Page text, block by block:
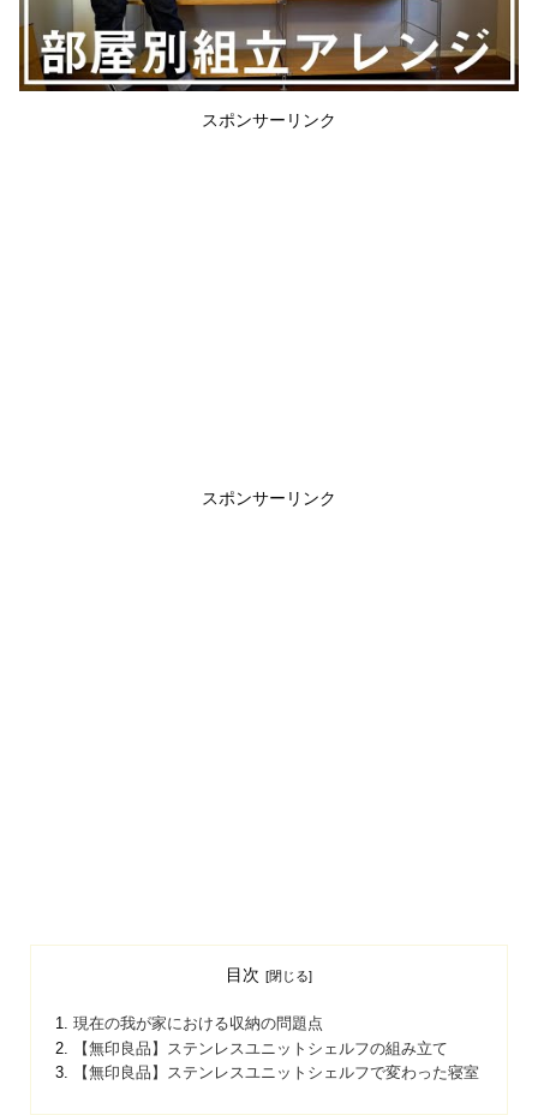
スポンサーリンク
スポンサーリンク
目次
現在の我が家における収納の問題点
【無印良品】ステンレスユニットシェルフの組み立て
【無印良品】ステンレスユニットシェルフで変わった寝室